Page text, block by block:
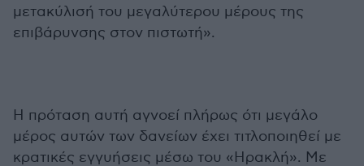
μετακύλισή του μεγαλύτερου μέρους της
επιβάρυνσης στον πιστωτή».
Η πρόταση αυτή αγνοεί πλήρως ότι μεγάλο
μέρος αυτών των δανείων έχει τιτλοποιηθεί με
κρατικές εγγυήσεις μέσω του «Ηρακλή». Με